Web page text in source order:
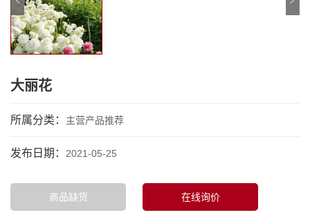
大丽花
所属分类： 主营产品推荐
发布日期： 2021-05-25
商品缺货 在线询价